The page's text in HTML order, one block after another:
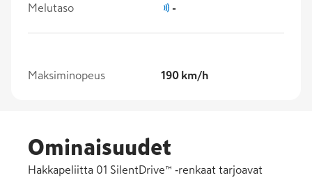
Melutaso -
Maksiminopeus 190 km/h
Ominaisuudet
Hakkapeliitta 01 SilentDrive™ ‑renkaat tarjoavat